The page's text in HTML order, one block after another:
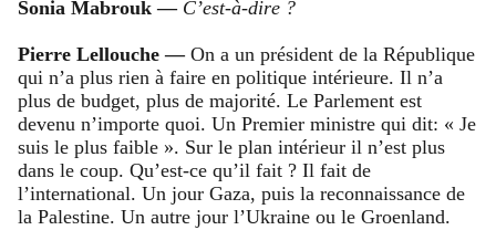
Sonia Mabrouk — C’est-à-dire ?
Pierre Lellouche —On a un président de la République
qui n’a plus rien à faire en politique intérieure. Il n’a
plus de budget, plus de majorité. Le Parlement est
devenu n’importe quoi. Un Premier ministre qui dit: « Je
suis le plus faible ». Sur le plan intérieur il n’est plus
dans le coup. Qu’est-ce qu’il fait ? Il fait de
l’international. Un jour Gaza, puis la reconnaissance de
la Palestine. Un autre jour l’Ukraine ou le Groenland.